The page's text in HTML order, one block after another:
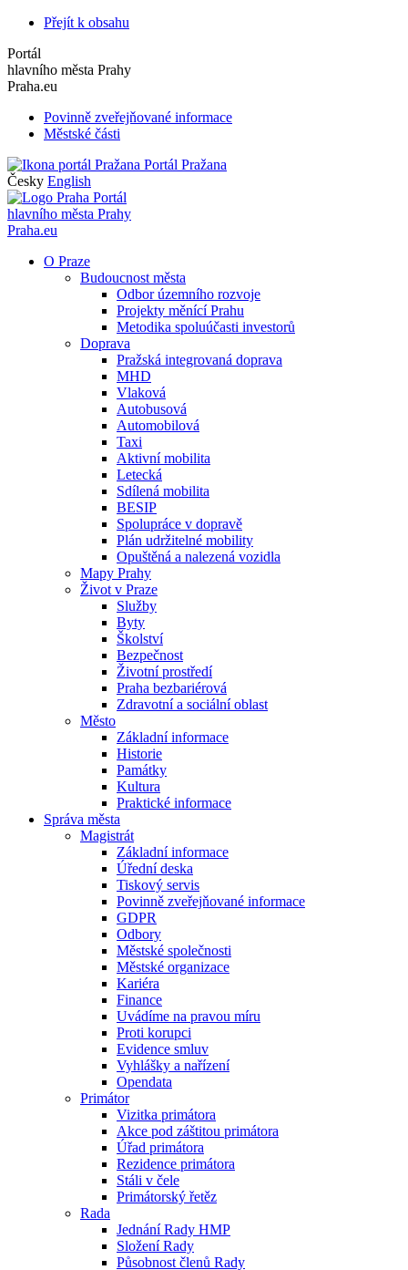
Přejít k obsahu
Portál
hlavního města Prahy
Praha.eu
Povinně zveřejňované informace
Městské části
Portál Pražana
Česky English
Portál
hlavního města Prahy
Praha.eu
O Praze
Budoucnost města
Odbor územního rozvoje
Projekty měnící Prahu
Metodika spoluúčasti investorů
Doprava
Pražská integrovaná doprava
MHD
Vlaková
Autobusová
Automobilová
Taxi
Aktivní mobilita
Letecká
Sdílená mobilita
BESIP
Spolupráce v dopravě
Plán udržitelné mobility
Opuštěná a nalezená vozidla
Mapy Prahy
Život v Praze
Služby
Byty
Školství
Bezpečnost
Životní prostředí
Praha bezbariérová
Zdravotní a sociální oblast
Město
Základní informace
Historie
Památky
Kultura
Praktické informace
Správa města
Magistrát
Základní informace
Úřední deska
Tiskový servis
Povinně zveřejňované informace
GDPR
Odbory
Městské společnosti
Městské organizace
Kariéra
Finance
Uvádíme na pravou míru
Proti korupci
Evidence smluv
Vyhlášky a nařízení
Opendata
Primátor
Vizitka primátora
Akce pod záštitou primátora
Úřad primátora
Rezidence primátora
Stáli v čele
Primátorský řetěz
Rada
Jednání Rady HMP
Složení Rady
Působnost členů Rady